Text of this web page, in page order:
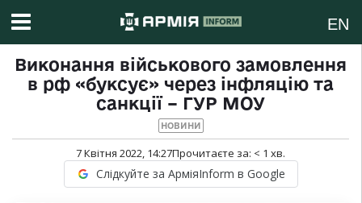
EN
Виконання військового замовлення
в рф «буксує» через інфляцію та
санкції – ГУР МОУ
НОВИНИ
7 Квітня 2022, 14:27Прочитаєте за: < 1 хв.
Слідкуйте за АрміяInform в Google